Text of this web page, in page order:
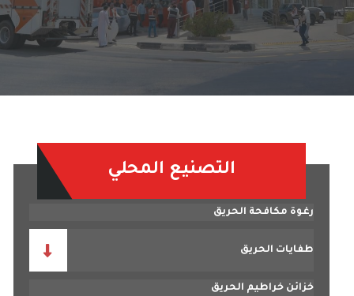
التصنيع المحلي
رغوة مكافحة الحريق
طفايات الحريق
خزائن خراطيم الحريق